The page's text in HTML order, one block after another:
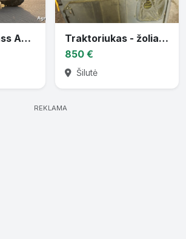
Traktorius Class Axion 830
Traktoriukas - žoliapjovė
850 €
Šilutė
REKLAMA